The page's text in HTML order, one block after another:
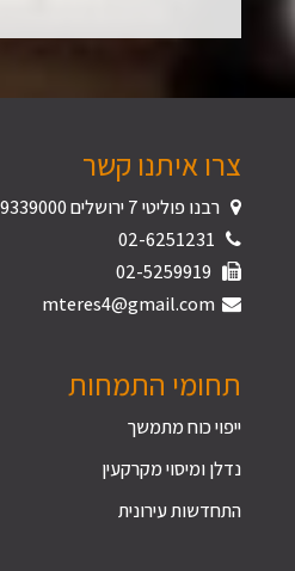
צרו איתנו קשר
רבנו פוליטי 7 ירושלים 9339000
02-6251231
mteres4@gmail.com
תחומי התמחות
ייפוי כוח מתמשך
נדלן ומיסוי מקרקעין
התחדשות עירונית